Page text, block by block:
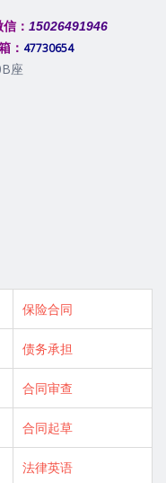
： 15026491946
： 47730654
座
保险合同
债务承担
合同审查
合同起草
法律英语